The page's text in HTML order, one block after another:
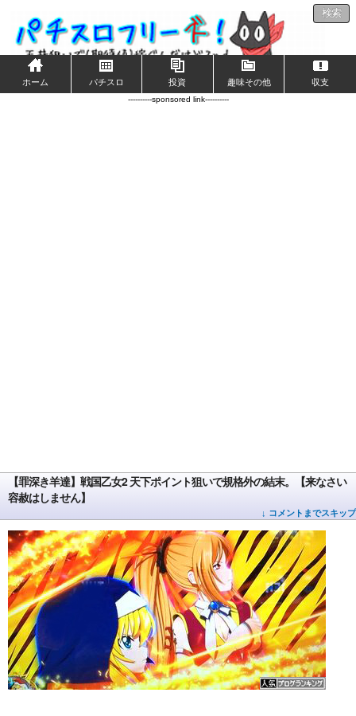
検索
ホーム パチスロ 投資 趣味その他 収支
----------sponsored link----------
【罪深き羊達】戦国乙女2 天下ポイント狙いで規格外の結末。【来なさい
容赦はしません】
↓ コメントまでスキップ